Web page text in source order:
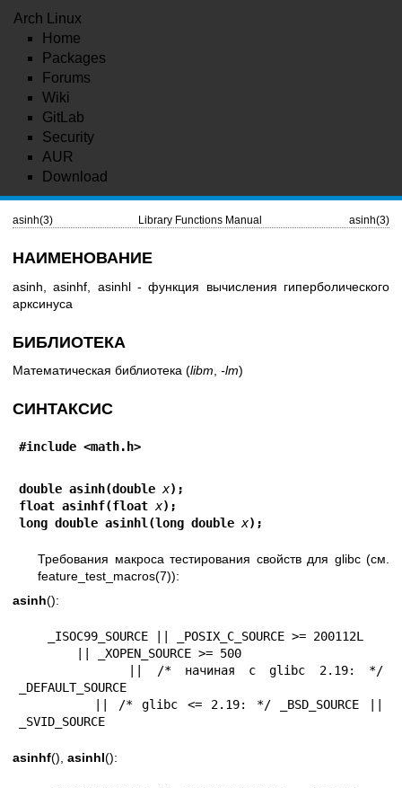
Arch Linux
Home
Packages
Forums
Wiki
GitLab
Security
AUR
Download
asinh(3) Library Functions Manual asinh(3)
НАИМЕНОВАНИЕ
asinh, asinhf, asinhl - функция вычисления гиперболического
арксинуса
БИБЛИОТЕКА
Математическая библиотека (libm -lm)
СИНТАКСИС
#include <math.h>
double asinh(double x);
float asinhf(float x);
long double asinhl(long double x);
Требования макроса тестирования свойств для glibc (см.
feature_test_macros(7)):
asinh():
_DEFAULT_SOURCE
_SVID_SOURCE
asinhf(), asinhl():